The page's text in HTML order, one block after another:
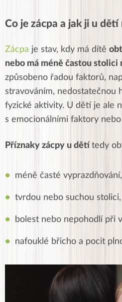
Co je zácpa a jak ji u
Zácpa je stav, kdy má dítě
nebo má méně častou stolici
způsobeno řadou faktorů,
stravováním, nedostatečnou
fyzické aktivity. U dětí je ale
s emocionálními faktory
Příznaky zácpy u dětí tedy
méně časté vyprazdňování,
tvrdou nebo suchou stolici,
bolest nebo nepohodlí při
nafouklé břicho a pocit